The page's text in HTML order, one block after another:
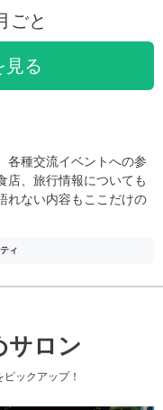
ごと
見る
各種交流イベントへの参
店、旅行情報についても
れない内容もここだけの
ィ
サロン
ックアップ！